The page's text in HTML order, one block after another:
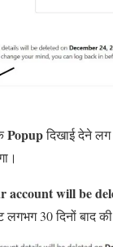
Popupदिखाई देने
account will be
30 दिनों बाद की